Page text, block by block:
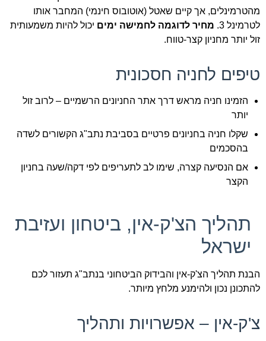
מהטרמינלים, אך קיים שאטל (אוטובוס חינמי) המחבר אותו
לטרמינל 3.
מחיר לדוגמה לחמישה ימים יכול להיות משמעותית
זול יותר מחניון קצר-טווח.
טיפים לחניה חסכונית
הזמינו חניה מראש דרך אתר החניונים הרשמיים – לרוב זול
יותר
שקלו חניה בחניונים פרטיים בסביבת נתב"ג הקשורים לשדה
בהסכמים
אם הנסיעה קצרה, שימו לב לתעריפים לפי דקה/שעה בחניון
הקצר
תהליך הצ'ק-אין, ביטחון ועזיבת
ישראל
הבנת תהליך הצ'ק-אין והבידוק הביטחוני בנתב"ג תעזור לכם
להתכונן נכון ולהימנע מלחץ מיותר.
צ'ק-אין – אפשרויות ותהליך